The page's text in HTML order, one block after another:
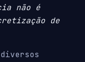
não é
de